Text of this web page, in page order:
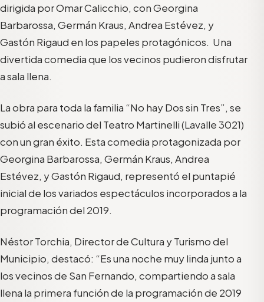
dirigida por Omar Calicchio, conGeorgina
Barbarossa, Germán Kraus, Andrea Estévez, y
Gastón Rigaud en los papeles protagónicos. Una
divertida comedia que los vecinos pudieron disfrutar
a sala llena.
La obra para toda la familia “No hay Dos sin Tres”, se
subió al escenario del Teatro Martinelli(Lavalle 3021)
conun gran éxito. Esta comedia protagonizada por
Georgina Barbarossa, Germán Kraus, Andrea
Estévez, y Gastón Rigaud, representó el puntapié
inicial de los variados espectáculos incorporados a la
programación del 2019.
Néstor Torchia, Director de Cultura y Turismo del
Municipio, destacó: “Es una noche muy linda junto a
los vecinos de San Fernando, compartiendo a sala
llena la primera función de la programación de 2019